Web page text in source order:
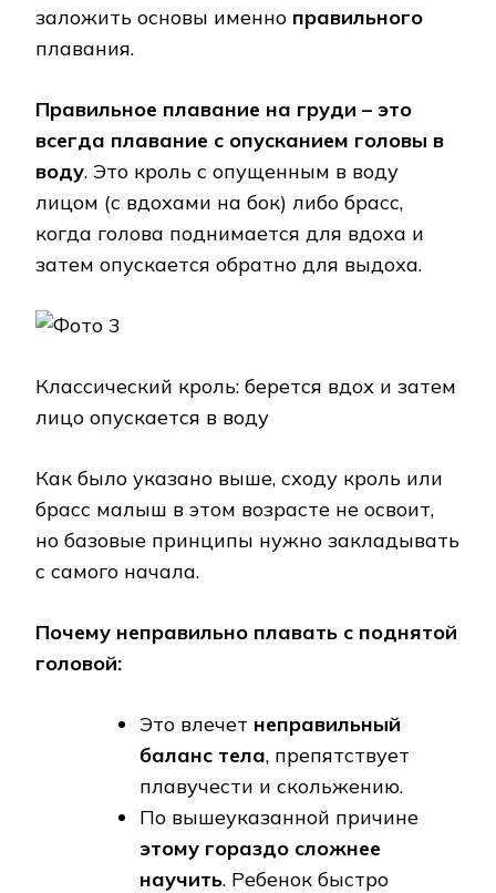
заложить основы именно правильного
плавания.
Правильное плавание на груди – это
всегда плавание с опусканием головы в
воду. Это кроль с опущенным в воду
лицом (с вдохами на бок) либо брасс,
когда голова поднимается для вдоха и
затем опускается обратно для выдоха.
Классический кроль: берется вдох и затем
лицо опускается в воду
Как было указано выше, сходу кроль или
брасс малыш в этом возрасте не освоит,
но базовые принципы нужно закладывать
с самого начала.
Почему неправильно плавать с поднятой
головой:
Это влечет неправильный
баланс тела, препятствует
плавучести и скольжению.
По вышеуказанной причине
этому гораздо сложнее
научить. Ребенок быстро